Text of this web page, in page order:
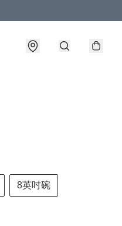
8英吋碗